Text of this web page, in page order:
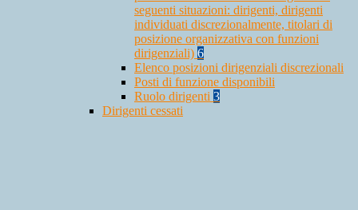
seguenti situazioni: dirigenti, dirigenti
individuati discrezionalmente, titolari di
posizione organizzativa con funzioni
dirigenziali) 6
Elenco posizioni dirigenziali discrezionali
Posti di funzione disponibili
Ruolo dirigenti 3
Dirigenti cessati